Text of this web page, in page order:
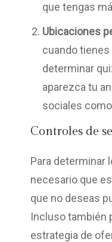
que tengas
Ubicaciones
cuando
determinar
aparezca tu
sociales
Controles de
Para determinar
necesario que
que no deseas
Incluso también
estrategia de